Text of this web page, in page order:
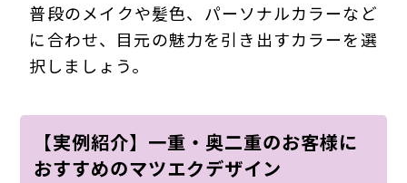
普段のメイクや髪色、パーソナルカラーなど
に合わせ、目元の魅力を引き出すカラーを選
択しましょう。
【実例紹介】一重・奥二重のお客様に
おすすめのマツエクデザイン